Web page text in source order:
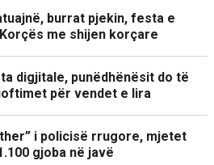
burrat pjekin, festa e
me shijen korçare
digjitale, punëdhënësit do të
për vendet e lira
i policisë rrugore, mjetet
gjoba në javë